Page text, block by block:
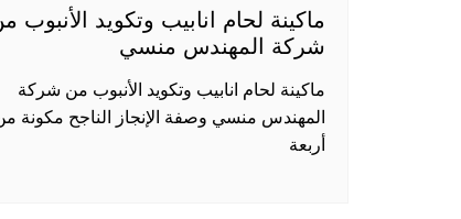
ماكينة لحام انابيب وتكويد الأنبوب
شركة المهندس منسي
ماكينة لحام انابيب وتكويد الأنبوب من شركة
المهندس منسي وصفة الإنجاز الناجح مكونة
أربعة